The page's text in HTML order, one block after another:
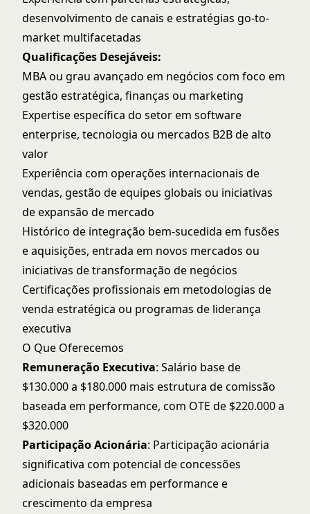
desenvolvimento de canais e estratégias go-to-
market multifacetadas
Qualificações Desejáveis:
MBA ou grau avançado em negócios com foco em
gestão estratégica, finanças ou marketing
Expertise específica do setor em software
enterprise, tecnologia ou mercados B2B de alto
valor
Experiência com operações internacionais de
vendas, gestão de equipes globais ou iniciativas
de expansão de mercado
Histórico de integração bem-sucedida em fusões
e aquisições, entrada em novos mercados ou
iniciativas de transformação de negócios
Certificações profissionais em metodologias de
venda estratégica ou programas de liderança
executiva
O Que Oferecemos
Remuneração Executiva: Salário base de
$130.000 a $180.000 mais estrutura de comissão
baseada em performance, com OTE de $220.000 a
$320.000
Participação Acionária: Participação acionária
significativa com potencial de concessões
adicionais baseadas em performance e
crescimento da empresa